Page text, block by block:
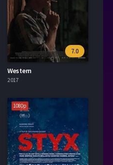
7.0
Western
2017
1080p